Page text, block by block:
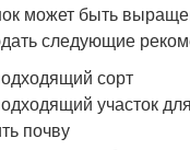
может быть
следующие
сорт
участок
почву